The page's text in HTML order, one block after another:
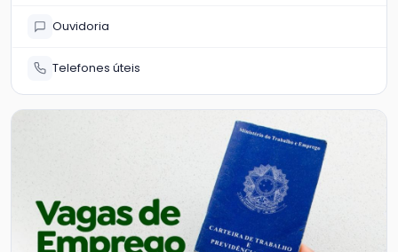
Ouvidoria
Telefones úteis